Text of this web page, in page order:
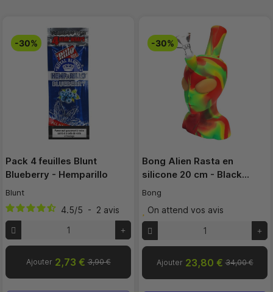
-30%
Pack 4 feuilles Blunt
Blueberry - Hemparillo
Blunt
4.5/5 - 2 avis
Ajouter 2,73 € 3,90 €
-30%
Bong Alien Rasta en
silicone 20 cm - Black…
Bong
On attend vos avis
Ajouter 23,80 € 34,00 €